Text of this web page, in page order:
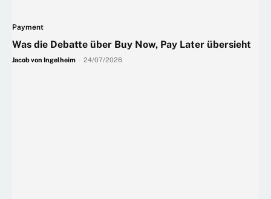
Payment
Was die Debatte über Buy Now, Pay Later übersieht
Jacob von Ingelheim 24/07/2026